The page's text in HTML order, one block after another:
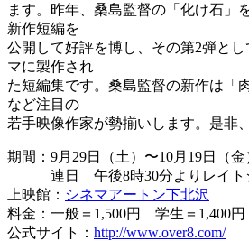
ます。昨年、桑島監督の「化け石」
新作短編を
公開して好評を博し、その第2弾と
マに製作され
た短編集です。桑島監督の新作は「
など注目の
若手映像作家が勢揃いします。是非
期間：9月29日（土）〜10月19日（金
連日 午後8時30分よりレイト
上映館： シネマアートン下北沢
料金：一般＝1,500円 学生＝1,400
公式サイト： http://www.over8.com/